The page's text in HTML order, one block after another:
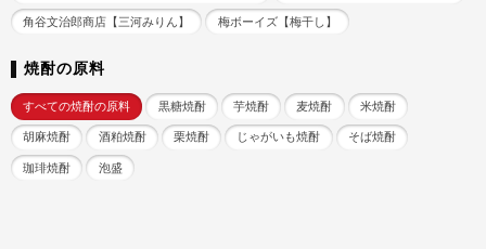
角谷文治郎商店【三河みりん】 梅ボーイズ【梅干し】
焼酎の原料
すべての焼酎の原料 黒糖焼酎 芋焼酎 麦焼酎 米焼酎
胡麻焼酎 酒粕焼酎 栗焼酎 じゃがいも焼酎 そば焼酎
珈琲焼酎 泡盛